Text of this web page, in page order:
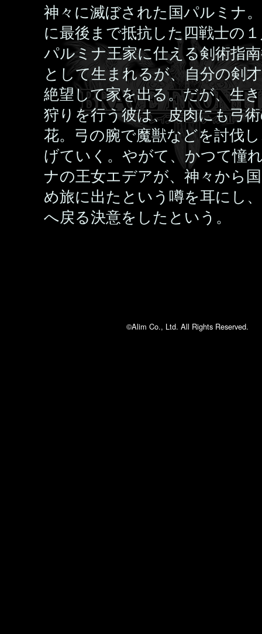
神々に滅ぼされた国パルミナ
に最後まで抵抗した四戦士の
パルミナ王家に仕える剣術指
として生まれるが、自分の剣
絶望して家を出る。だが、生
狩りを行う彼は、皮肉にも弓
花。弓の腕で魔獣などを討伐
げていく。やがて、かつて憧
ナの王女エデアが、神々から
め旅に出たという噂を耳にし
へ戻る決意をしたという。
©Alim Co., Ltd. All Rights Reserved.